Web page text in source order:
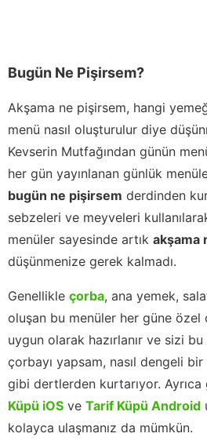
Bugün Ne Pişirsem?
Akşama ne pişirsem, hangi
menü nasıl oluşturulur diye
Kevserin Mutfağından günün
her gün yayınlanan günlük
bugün ne pişirsem derdinden
sebzeleri ve meyveleri
menüler sayesinde artık akşama
düşünmenize gerek kalmadı.
Genellikle çorba, ana yemek,
oluşan bu menüler her güne özel
uygun olarak hazırlanır ve sizi
çorbayı yapsam, nasıl dengeli
gibi dertlerden kurtarıyor. Ayrıca
Küpü iOS ve Tarif Küpü Android
kolayca ulaşmanız da mümkün.